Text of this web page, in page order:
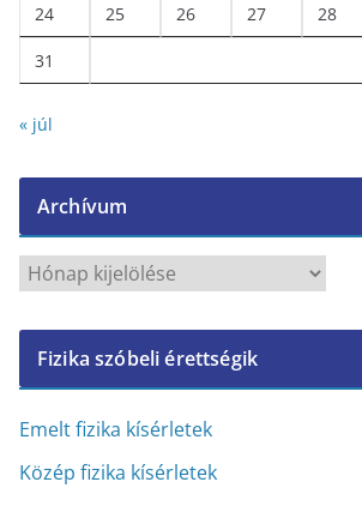
24 25 26 27 28
31
« júl
Archívum
r
c
í
v
m
Fizika szóbeli érettségik
Emelt fizika kísérletek
Közép fizika kísérletek